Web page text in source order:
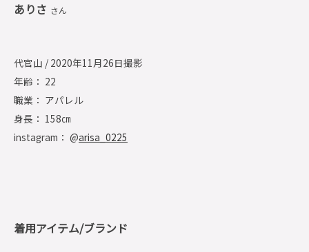
ありさ さん
代官山 / 2020年11月26日撮影
年齢： 22
職業： アパレル
身長： 158㎝
instagram： @arisa_0225
着用アイテム/ブランド